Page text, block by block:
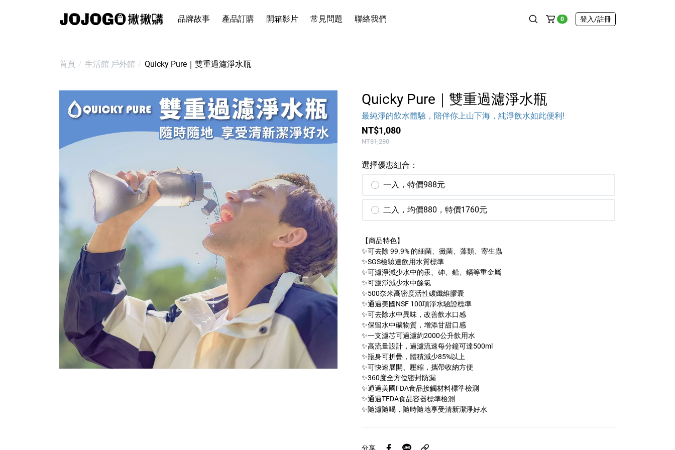
品牌故事 產品訂購
生活館
清潔館
戶外館
流行館
開箱影片 常見問題 聯絡我們 0 登入 /註冊
首頁 生活館 戶外館 Quicky Pure｜雙重過濾淨水瓶
Quicky Pure｜雙重過濾淨水瓶
最純淨的飲水體驗，陪伴你上山下海，純淨飲水如此便利!
NT$1,080
NT$1,280
選擇優惠組合：
一入，特價988元
二入，均價880，特價1760元
【商品特色】
✨可去除 99.9% 的細菌、黴菌、藻類、寄生蟲
✨SGS檢驗達飲用水質標準
✨可濾淨減少水中的汞、砷、鉛、鎘等重金屬
✨可濾淨減少水中餘氯
✨500奈米高密度活性碳纖維膠囊
✨通過美國NSF 100項淨水驗證標準
✨可去除水中異味，改善飲水口感
✨保留水中礦物質，增添甘甜口感
✨一支濾芯可過濾約2000公升飲用水
✨高流量設計，過濾流速每分鐘可達500ml
✨瓶身可折疊，體積減少85%以上
✨可快速展開、壓縮，攜帶收納方便
✨360度全方位密封防漏
✨通過美國FDA食品接觸材料標準檢測
✨通過TFDA食品容器標準檢測
✨隨濾隨喝，隨時隨地享受清新潔淨好水
分享